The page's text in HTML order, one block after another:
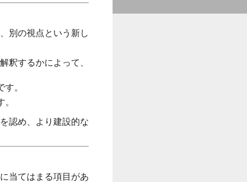
別の視点という新し
釈するかによって、
。
認め、より建設的な
当てはまる項目があ